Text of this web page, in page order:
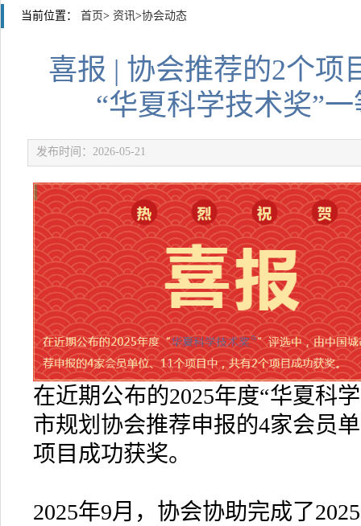
当前位置： 首页> 资讯>协会动态
喜报 | 协会推荐的2个项
“华夏科学技术奖”
发布时间：2026-05-21
在近期公布的2025年度“华夏科
市规划协会推荐申报的4家会员
项目成功获奖。
2025年9月，协会协助完成了